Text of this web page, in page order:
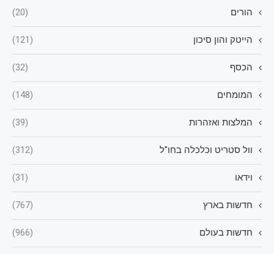
הורים (20)
הייטק והון סיכון (121)
הכסף (32)
המומחים (148)
המלצות ואזהרות (39)
וול סטריט וכלכלה בחו"ל (312)
וידאו (31)
חדשות בארץ (767)
חדשות בעולם (966)